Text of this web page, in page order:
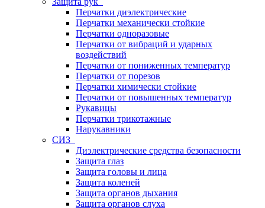
Перчатки диэлектрические
Перчатки механически стойкие
Перчатки одноразовые
Перчатки от вибраций и ударных
воздействий
Перчатки от пониженных температур
Перчатки от порезов
Перчатки химически стойкие
Перчатки от повышенных температур
Рукавицы
Перчатки трикотажные
Нарукавники
СИЗ
Диэлектрические средства безопасности
Защита глаз
Защита головы и лица
Защита коленей
Защита органов дыхания
Защита органов слуха